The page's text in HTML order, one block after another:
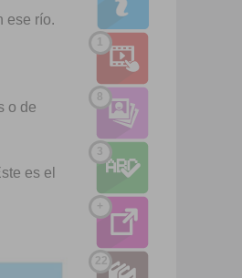
ese río.
o de
es el
1
8
3
+
22